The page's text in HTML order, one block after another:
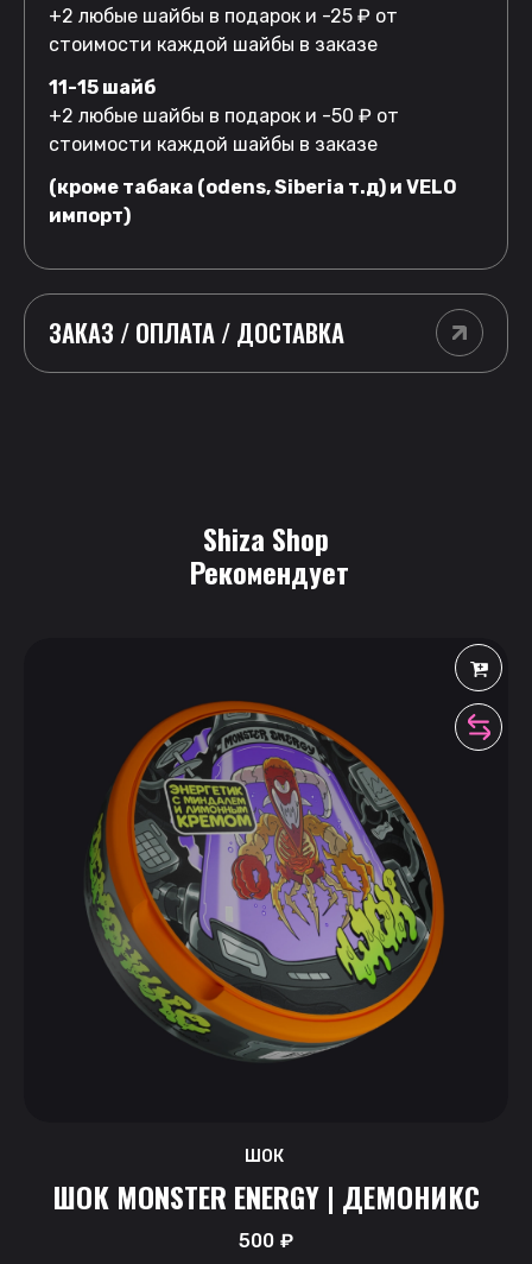
+2 любые шайбы в подарок и -25 ₽ от
стоимости каждой шайбы в заказе
11-15 шайб
+2 любые шайбы в подарок и -50 ₽ от
стоимости каждой шайбы в заказе
(кроме табака (odens, Siberia т.д) и VELO
импорт)
ЗАКАЗ / ОПЛАТА / ДОСТАВКА
Shiza Shop
Рекомендует
ШОК
ШОК MONSTER ENERGY | ДЕМОНИКС
500₽